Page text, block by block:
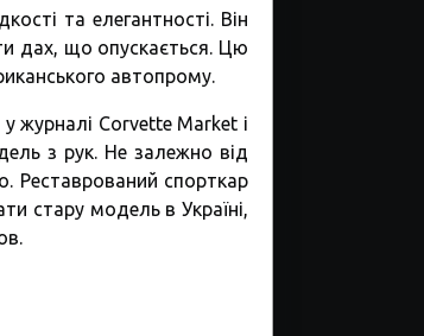
та елегантності. Він
дах, що опускається. Цю
автопрому.
журналі Corvette Market і
з рук. Не залежно від
Реставрований спорткар
стару модель в Україні,